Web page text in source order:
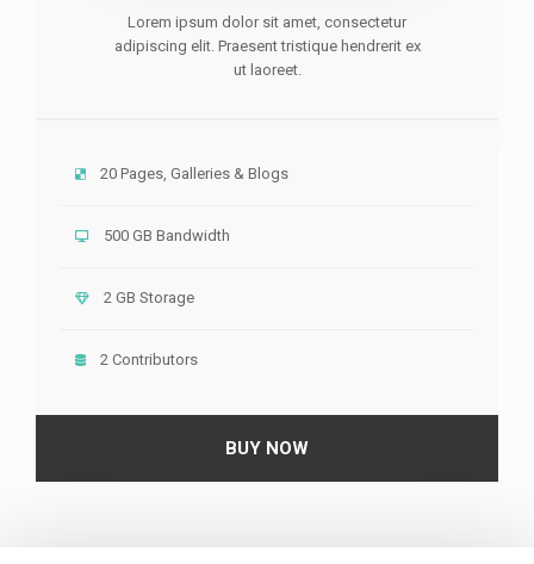
Lorem ipsum dolor sit amet, consectetur
adipiscing elit. Praesent tristique hendrerit ex
ut laoreet.
20 Pages, Galleries & Blogs
500 GB Bandwidth
2 GB Storage
2 Contributors
BUY NOW